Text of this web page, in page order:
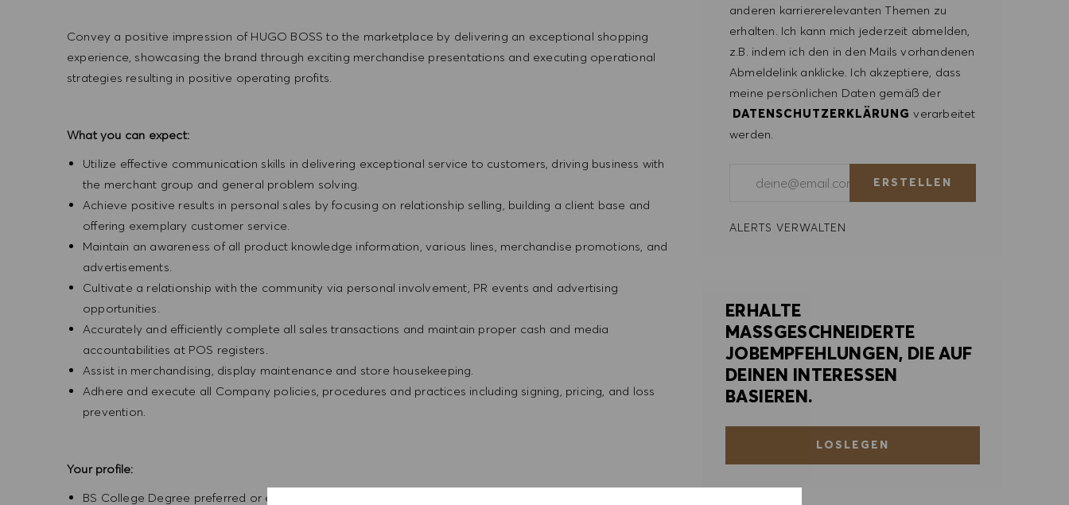
Convey a positive impression of HUGO BOSS to the marketplace by delivering an exceptional shopping
experience, showcasing the brand through exciting merchandise presentations and executing operational
strategies resulting in positive operating profits.
What you can expect:
Utilize effective communication skills in delivering exceptional service to customers, driving business with
the merchant group and general problem solving.
Achieve positive results in personal sales by focusing on relationship selling, building a client base and
offering exemplary customer service.
Maintain an awareness of all product knowledge information, various lines, merchandise promotions, and
advertisements.
Cultivate a relationship with the community via personal involvement, PR events and advertising
opportunities.
Accurately and efficiently complete all sales transactions and maintain proper cash and media
accountabilities at POS registers.
Assist in merchandising, display maintenance and store housekeeping.
Adhere and execute all Company policies, procedures and practices including signing, pricing, and loss
prevention.
Your profile:
BS College Degree preferred or equivalent experience
anderen karriererelevanten Themen zu
erhalten. Ich kann mich jederzeit abmelden,
z.B. indem ich den in den Mails vorhandenen
Abmeldelink anklicke. Ich akzeptiere, dass
meine persönlichen Daten gemäß der
DATENSCHUTZERKLÄRUNG verarbeitet
werden.
ERSTELLEN
ALERTS VERWALTEN
ERHALTE
MASSGESCHNEIDERTE
JOBEMPFEHLUNGEN, DIE AUF
DEINEN INTERESSEN
BASIEREN.
LOSLEGEN